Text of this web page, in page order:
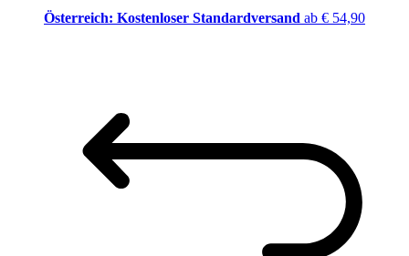
Österreich: Kostenloser Standardversand ab € 54,90